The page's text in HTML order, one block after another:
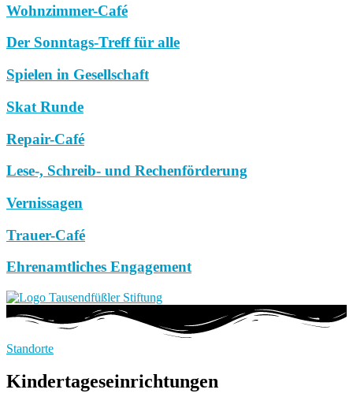
Wohnzimmer-Café
Der Sonntags-Treff für alle
Spielen in Gesellschaft
Skat Runde
Repair-Café
Lese-, Schreib- und Rechenförderung
Vernissagen
Trauer-Café
Ehrenamtliches Engagement
Standorte
Kindertageseinrichtungen